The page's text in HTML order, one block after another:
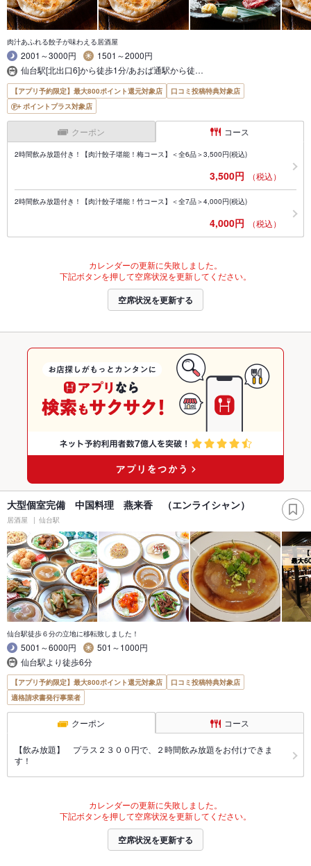
肉汁あふれる餃子が味わえる居酒屋
2001～3000円
1501～2000円
仙台駅[北出口6]から徒歩1分/あおば通駅から徒…
【アプリ予約限定】最大800ポイント還元対象店
口コミ投稿特典対象店
ポイントプラス対象店
クーポン コース
2時間飲み放題付き！【肉汁餃子堪能！梅コース】＜全6品＞3,500円(税込)
3,500円 （税込）
2時間飲み放題付き！【肉汁餃子堪能！竹コース】＜全7品＞4,000円(税込)
4,000円 （税込）
カレンダーの更新に失敗しました。
下記ボタンを押して空席状況を更新してください。
空席状況を更新する
大型個室完備 中国料理 燕来香 （エンライシャン）
居酒屋 仙台駅
仙台駅徒歩６分の立地に移転致しました！
5001～6000円
501～1000円
仙台駅より徒歩6分
【アプリ予約限定】最大800ポイント還元対象店
口コミ投稿特典対象店
適格請求書発行事業者
クーポン コース
【飲み放題】 プラス２３００円で、２時間飲み放題をお付けできま
す！
カレンダーの更新に失敗しました。
下記ボタンを押して空席状況を更新してください。
空席状況を更新する